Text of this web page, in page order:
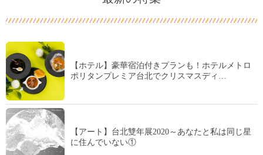
【ホテル】豪華宿泊付きプランも！ホテルメトロ
ポリタンプレミア台北でクリスマスディ…
【アート】台北雙年展2020～あなたと私は同じ星
に住んでいない①